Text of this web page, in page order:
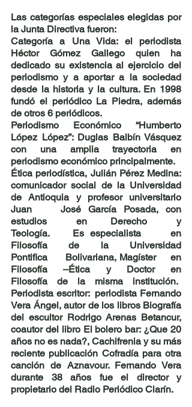
Las categorías especiales elegidas por
la Junta Directiva fueron:
Categoría a Una Vida:
el periodista
Héctor Gómez Gallego quien
ha
dedicado su existencia al ejercicio del
periodismo y a aportar a la sociedad
desde la historia y la cultura. En 1998
fundó el periódico La Piedra, además
de otros 6 periódicos.
Periodismo Económico “Humberto
López López”: Duglas Balbín Vásquez
con una amplia trayectoria en
periodismo económico principalmente.
Ética periodística, Julián Pérez Medina:
comunicador social de la Universidad
Juan    José García Posada, con
estudios     en    Derecho     y
Teología.    Es especialista     en
Filosofía     de     la     Universidad
Pontifica     Bolivariana, Magíster    en
Filosofía    –Ética    y    Doctor    en
Periodista escritor:  periodista Fernando
Vera Ángel, autor de los libros Biografía
del escultor Rodrigo Arenas Betancur,
coautor del libro El bolero bar: ¿Que 20
años no es nada?, Cachifrenia y su más
reciente publicación Cofradía para otra
canción de Aznavour. Fernando Vera
durante 38 años fue el director y
propietario del Radio Periódico Clarín.